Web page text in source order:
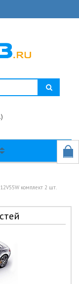
комплект 2 шт.